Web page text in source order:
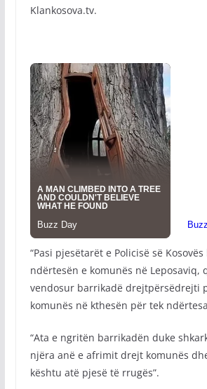
Klankosova.tv.
“Pasi pjesëtarët e Policisë së
ndërtesën e komunës në Leposaviq,
vendosur barrikadë drejtpërsëdrejti
komunës në kthesën për tek
“Ata e ngritën barrikadën duke
njëra anë e afrimit drejt komunës
kështu atë pjesë të rrugës”.